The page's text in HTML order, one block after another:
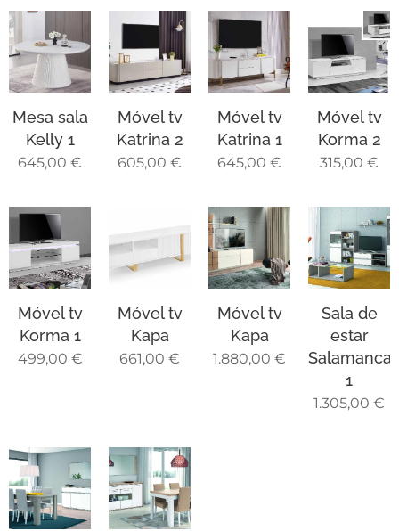
Mesa sala
Kelly 1
645,00 €
Móvel tv
Katrina 2
605,00 €
Móvel tv
Katrina 1
645,00 €
Móvel tv
Korma 2
315,00 €
Móvel tv
Korma 1
499,00 €
Móvel tv
Kapa
661,00 €
Móvel tv
Kapa
1.880,00 €
Sala de
estar
Salamanca
1
1.305,00 €